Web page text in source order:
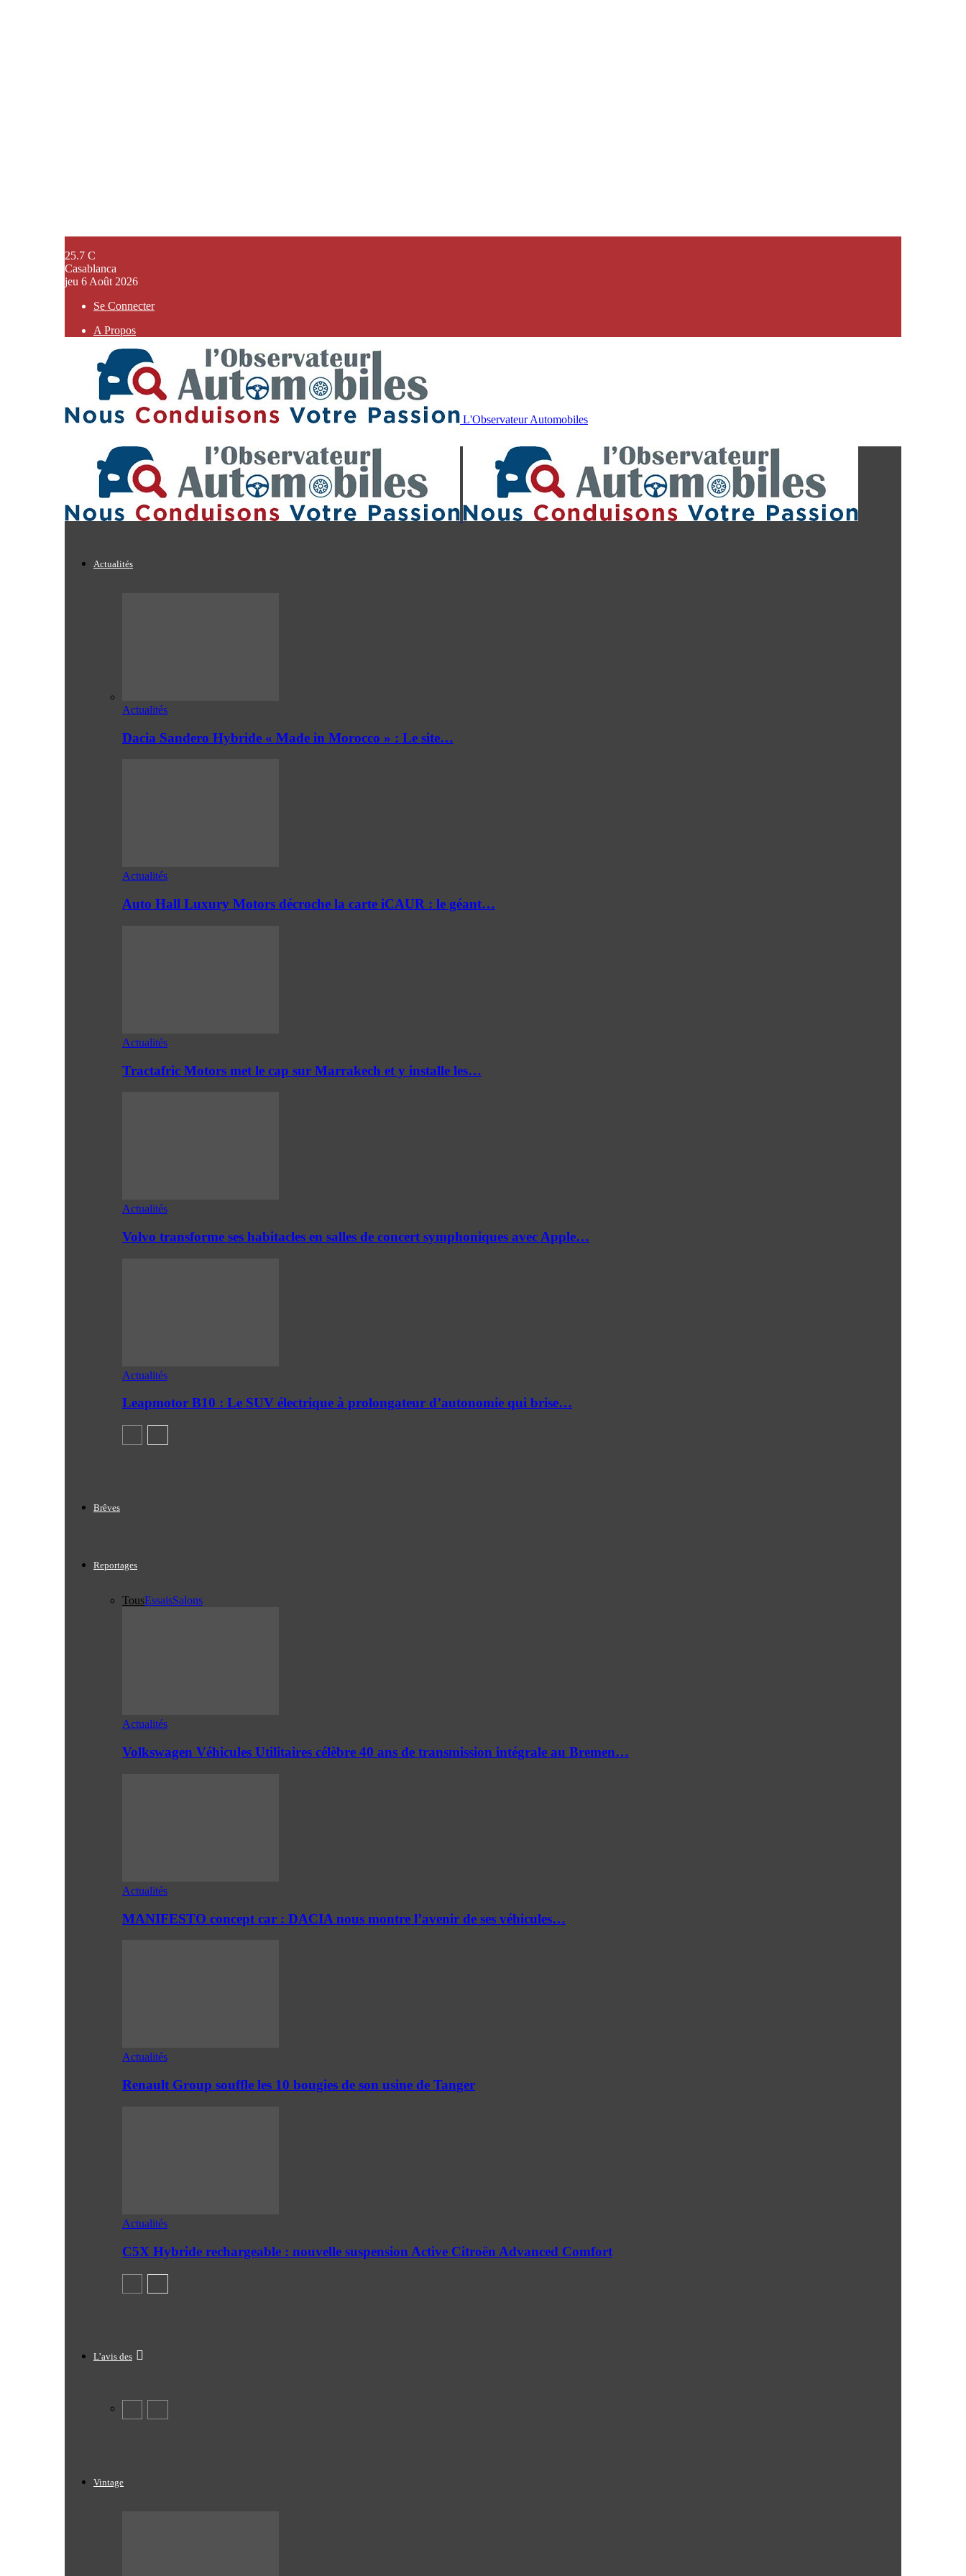
25.7 C
Casablanca
jeu 6 Août 2026
Se Connecter
A Propos
L'Observateur Automobiles
Actualités
Actualités
Dacia Sandero Hybride « Made in Morocco » : Le site…
Actualités
Auto Hall Luxury Motors décroche la carte iCAUR : le géant…
Actualités
Tractafric Motors met le cap sur Marrakech et y installe les…
Actualités
Volvo transforme ses habitacles en salles de concert symphoniques avec Apple…
Actualités
Leapmotor B10 : Le SUV électrique à prolongateur d’autonomie qui brise…
Brêves
Reportages
TousEssaisSalons
Actualités
Volkswagen Véhicules Utilitaires célèbre 40 ans de transmission intégrale au Bremen…
Actualités
MANIFESTO concept car : DACIA nous montre l’avenir de ses véhicules…
Actualités
Renault Group souffle les 10 bougies de son usine de Tanger
Actualités
C5X Hybride rechargeable : nouvelle suspension Active Citroën Advanced Comfort
L’avis des
Vintage